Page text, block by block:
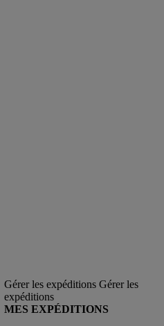
Gérer les expéditions Gérer les
expéditions
MES EXPÉDITIONS